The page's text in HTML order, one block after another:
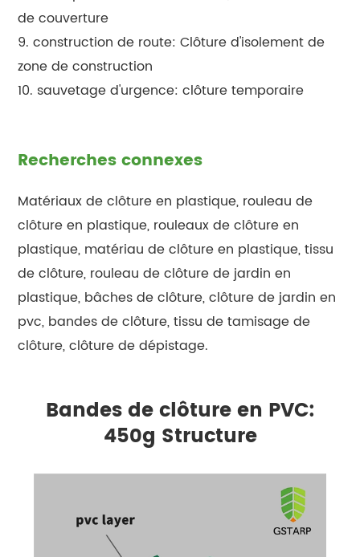
de couverture
9. construction de route: Clôture d'isolement de
zone de construction
10. sauvetage d'urgence: clôture temporaire
Recherches connexes
Matériaux de clôture en plastique, rouleau de
clôture en plastique, rouleaux de clôture en
plastique, matériau de clôture en plastique, tissu
de clôture, rouleau de clôture de jardin en
plastique, bâches de clôture, clôture de jardin en
pvc, bandes de clôture, tissu de tamisage de
clôture, clôture de dépistage.
Bandes de clôture en PVC:
450g Structure